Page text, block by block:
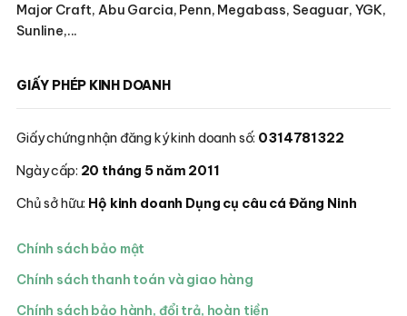
Major Craft, Abu Garcia, Penn, Megabass, Seaguar, YGK,
Sunline,...
GIẤY PHÉP KINH DOANH
Giấy chứng nhận đăng ký kinh doanh số: 0314781322
Ngày cấp: 20 tháng 5 năm 2011
Chủ sở hữu: Hộ kinh doanh Dụng cụ câu cá Đăng Ninh
Chính sách bảo mật
Chính sách thanh toán và giao hàng
Chính sách bảo hành, đổi trả, hoàn tiền